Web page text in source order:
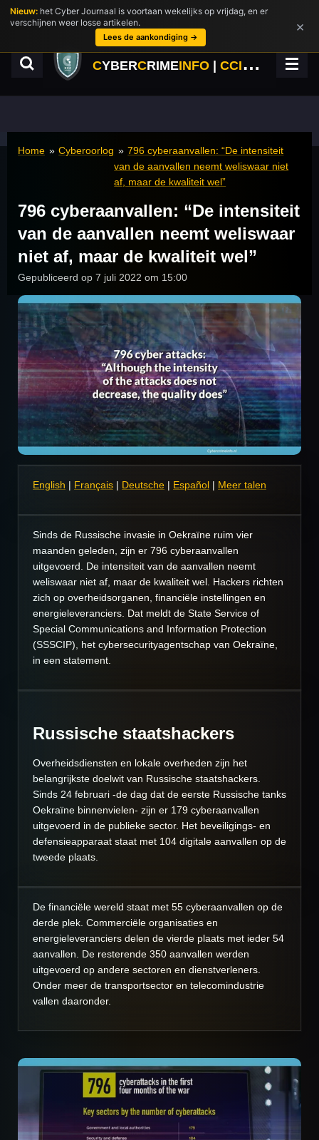
Ga
direct
hoofdinhoud
CYBERCRIMEINFO CCINFO.NL
Home » Cyberoorlog » 796 cyberaanvallen: “De intensiteit
van de aanvallen neemt weliswaar niet
af, maar de kwaliteit wel”
796 cyberaanvallen: “De intensiteit
van de aanvallen neemt weliswaar
niet af, maar de kwaliteit wel”
Gepubliceerd op 7 juli 2022 om 15:00
English | Français | Deutsche | Español | Meer talen
Sinds de Russische invasie in Oekraïne ruim vier
maanden geleden, zijn er 796 cyberaanvallen
uitgevoerd. De intensiteit van de aanvallen neemt
weliswaar niet af, maar de kwaliteit wel. Hackers richten
zich op overheidsorganen, financiële instellingen en
energieleveranciers. Dat meldt de State Service of
Special Communications and Information Protection
(SSSCIP), het cybersecurityagentschap van Oekraïne,
in een statement.
Russische staatshackers
Overheidsdiensten en lokale overheden zijn het
belangrijkste doelwit van Russische staatshackers.
Sinds 24 februari -de dag dat de eerste Russische tanks
Oekraïne binnenvielen- zijn er 179 cyberaanvallen
uitgevoerd in de publieke sector. Het beveiligings- en
defensieapparaat staat met 104 digitale aanvallen op de
tweede plaats.
De financiële wereld staat met 55 cyberaanvallen op de
derde plek. Commerciële organisaties en
energieleveranciers delen de vierde plaats met ieder 54
aanvallen. De resterende 350 aanvallen werden
uitgevoerd op andere sectoren en dienstverleners.
Onder meer de transportsector en telecomindustrie
vallen daaronder.
Nieuw: het Cyber Journaal is voortaan wekelijks op vrijdag, en er
verschijnen weer losse artikelen.
Lees de aankondiging →
×